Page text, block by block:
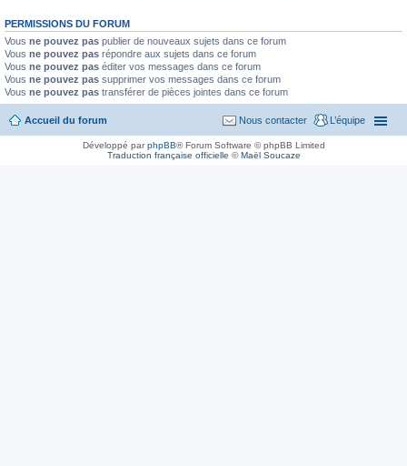
PERMISSIONS DU FORUM
Vous ne pouvez pas publier de nouveaux sujets dans ce forum
Vous ne pouvez pas répondre aux sujets dans ce forum
Vous ne pouvez pas éditer vos messages dans ce forum
Vous ne pouvez pas supprimer vos messages dans ce forum
Vous ne pouvez pas transférer de pièces jointes dans ce forum
Accueil du forum L’équipe
Nous contacter
Développé parphpBB® Forum Software © phpBB Limited
Traduction française officielle ©Maël Soucaze